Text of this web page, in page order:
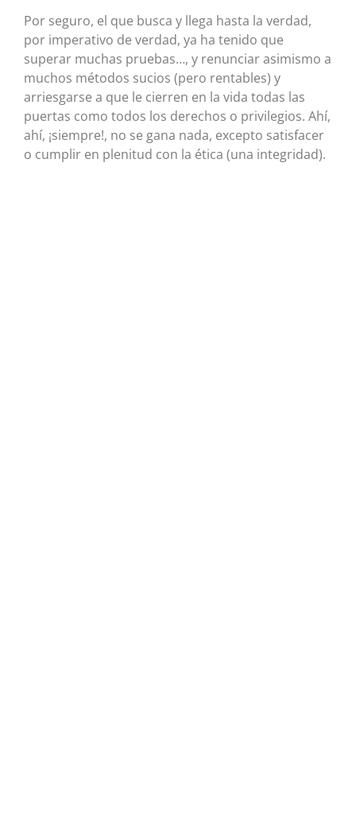
Por seguro, el que busca y llega hasta la verdad,
por imperativo de verdad, ya ha tenido que
superar muchas pruebas…, y renunciar asimismo a
muchos métodos sucios (pero rentables) y
arriesgarse a que le cierren en la vida todas las
puertas como todos los derechos o privilegios. Ahí,
ahí, ¡siempre!, no se gana nada, excepto satisfacer
o cumplir en plenitud con la ética (una integridad).